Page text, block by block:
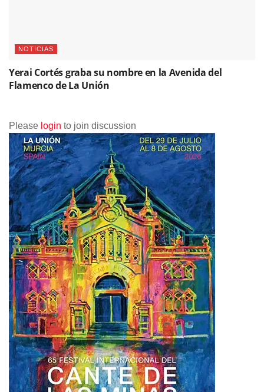
NOTICIAS
Yerai Cortés graba su nombre en la Avenida del
Flamenco de La Unión
Please login to join discussion